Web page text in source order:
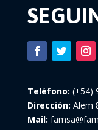
Teléfono: (+54)
Dirección: Alem
Mail: